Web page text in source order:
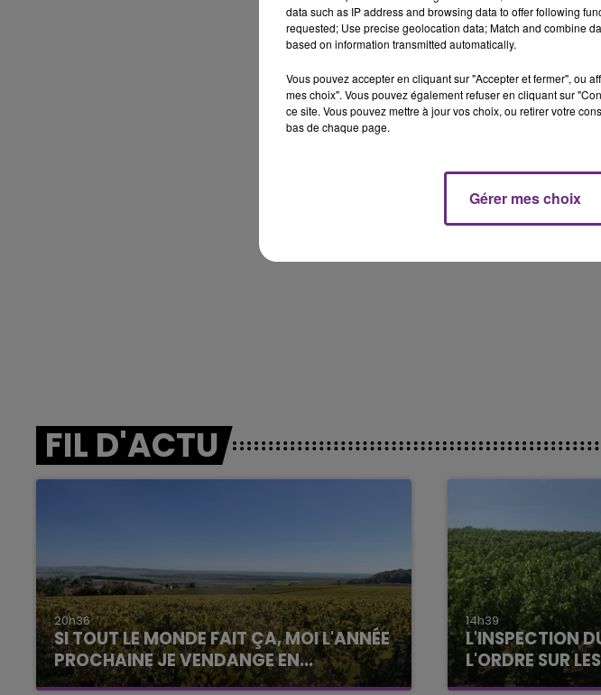
FIL D'ACTU
20h36
SI TOUT LE MONDE FAIT ÇA, MOI L'ANNÉE
PROCHAINE JE VENDANGE EN...
La vendange en Champagne a débuté ce jeudi
14h39
L'INSPECTION
L'ORDRE SUR
Alors que les
data such as IP address and browsing data to offer following
requested; Use precise geolocation data; Match and combine
based on information transmitted automatically.
Vous pouvez accepter en cliquant sur "Accepter et fermer", ou
mes choix". Vous pouvez également refuser en cliquant sur
ce site. Vous pouvez mettre à jour vos choix, ou retirer votre
bas de chaque page.
Gérer mes choix